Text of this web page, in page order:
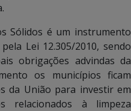
Sólidos é um instrumento
Lei 12.305/2010, sendo
obrigações advindas da
os municípios ficam
da União para investir em
relacionados à limpeza